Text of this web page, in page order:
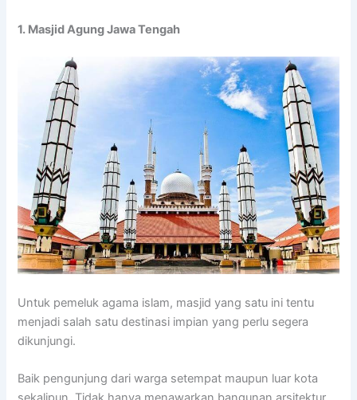
1. Masjid Agung Jawa Tengah
Untuk pemeluk agama islam, masjid yang satu ini tentu
menjadi salah satu destinasi impian yang perlu segera
dikunjungi.
Baik pengunjung dari warga setempat maupun luar kota